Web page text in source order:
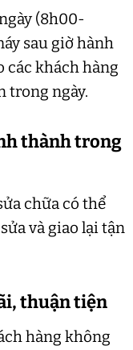
(8h00-
sau giờ hành
các khách hàng
trong ngày.
thành trong
chữa có thể
và giao lại tận
thuận tiện
hàng không